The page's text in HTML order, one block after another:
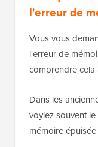
l'erreur de
Vous vous
l'erreur de
comprendre cela
Dans les
voyiez souvent
mémoire